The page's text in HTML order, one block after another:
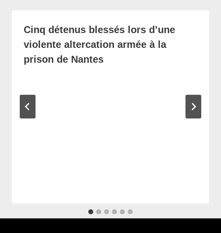
Cinq détenus blessés lors d’une
violente altercation armée à la
prison de Nantes